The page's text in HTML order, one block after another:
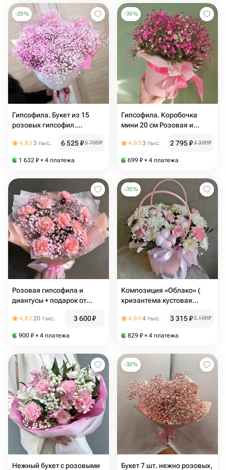
-25%
Гипсофила. Букет из 15
розовых гипсофил.
n174
4.833 тыс. 6 525₽8 700₽
1 632 ₽ × 4 платежа
-35%
Гипсофила. Коробочка
мини 20 см Розовая и
4.833 тыс. 2 795₽4 300₽
699 ₽ × 4 платежа
Розовая гипсофила и
диантусы + подарок от
MACARON
4.8220 тыс. 3 600₽
900 ₽ × 4 платежа
-35%
Композиция «Облако» (
хризантема кустовая
розовый, хлопок,
4.894 тыс. 3 315₽5 100₽
829 ₽ × 4 платежа
Нежный букет с розовыми
-30%
Букет 7 шт. нежно розовых,